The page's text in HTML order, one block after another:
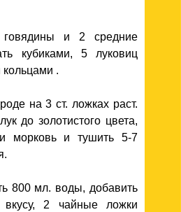
и 2 средние
кубиками, 5 луковиц
кольцами .
на 3 ст. ложках раст.
до золотистого цвета,
морковь и тушить 5-7
800 мл. воды, добавить
2 чайные ложки